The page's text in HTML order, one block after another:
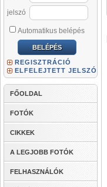
jelszó
Automatikus belépés
REGISZTRÁCIÓ
ELFELEJTETT JELSZÓ
FŐOLDAL
FOTÓK
CIKKEK
A LEGJOBB FOTÓK
FELHASZNÁLÓK